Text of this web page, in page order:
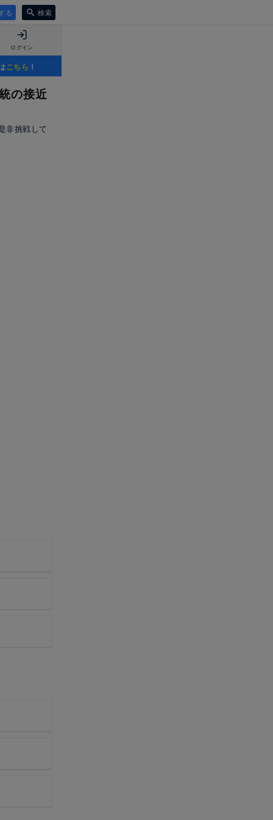
る 検索
ログイン
こちら ！
の接近
非挑戦して